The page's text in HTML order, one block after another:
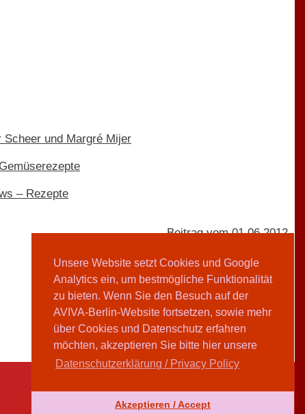
Unsere Website setzt Cookies und Google
Analytics ein, um bestmögliche Funktionalität
zu bieten. Wenn Sie den Besuch auf der
AVIVA-Berlin-Website fortsetzen, sowie mehr
über Cookies und Datenschutz erfahren
möchten, akzeptieren Sie bitte hier unsere
Datenschutzerklärung / Privacy Policy
Akzeptieren / Accept
Scheer und Margré Mijer
– Rezepte
Beitrag vom 01.06.2012
Claire Horst
Teilen